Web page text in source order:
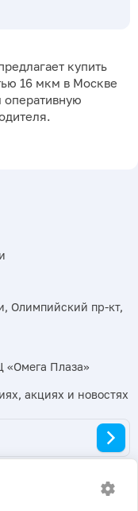
купить
16 мкм в Москве
оперативную
Олимпийский пр-кт,
«Омега Плаза»
акциях и новостях